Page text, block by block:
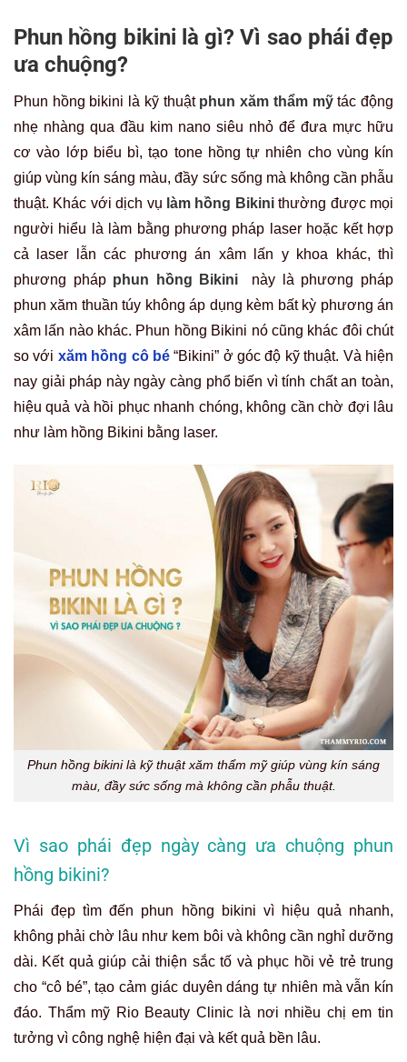
Phun hồng bikini là gì? Vì sao phái đẹp
ưa chuộng?
Phun hồng bikini là kỹ thuậtphun xăm thẩm mỹtác động
nhẹ nhàng qua đầu kim nano siêu nhỏ để đưa mực hữu
cơ vào lớp biểu bì, tạo tone hồng tự nhiên cho vùng kín
giúp vùng kín sáng màu, đầy sức sống mà không cần phẫu
thuật. Khác với dịch vụ làm hồng Bikini thường được mọi
người hiểu là làm bằng phương pháp laser hoặc kết hợp
cả laser lẫn các phương án xâm lấn y khoa khác, thì
phương phápphun hồng Bikini
này là phương pháp
phun xăm thuần túy không áp dụng kèm bất kỳ phương án
xâm lấn nào khác. Phun hồng Bikini nó cũng khác đôi chút
so với xăm hồng cô bé“Bikini” ở góc độ kỹ thuật. Và hiện
nay giải pháp này ngày càng phổ biến vì tính chất an toàn,
hiệu quả và hồi phục nhanh chóng, không cần chờ đợi lâu
như làm hồng Bikini bằng laser.
Phun hồng bikini là kỹ thuật xăm thẩm mỹ giúp vùng kín sáng
màu, đầy sức sống mà không cần phẫu thuật.
Vì sao phái đẹp ngày càng ưa chuộng phun
hồng bikini?
Phái đẹp tìm đến phun hồng bikini vì hiệu quả nhanh,
không phải chờ lâu như kem bôi và không cần nghỉ dưỡng
dài. Kết quả giúp cải thiện sắc tố và phục hồi vẻ trẻ trung
cho “cô bé”, tạo cảm giác duyên dáng tự nhiên mà vẫn kín
đáo. Thẩm mỹ Rio Beauty Clinic là nơi nhiều chị em tin
tưởng vì công nghệ hiện đại và kết quả bền lâu.